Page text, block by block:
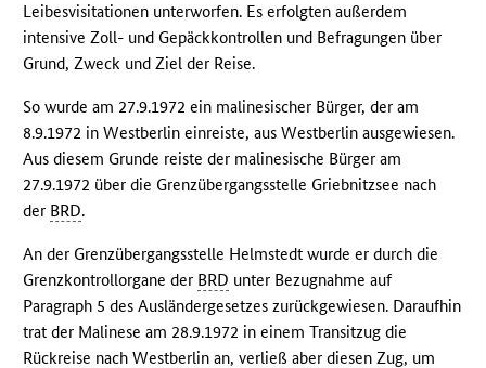
Leibesvisitationen unterworfen. Es erfolgten außerdem
intensive Zoll- und Gepäckkontrollen und Befragungen über
Grund, Zweck und Ziel der Reise.
So wurde am 27.9.1972 ein malinesischer Bürger, der am
8.9.1972 in Westberlin einreiste, aus Westberlin ausgewiesen.
Aus diesem Grunde reiste der malinesische Bürger am
27.9.1972 über die Grenzübergangsstelle Griebnitzsee nach
der BRD.
An der Grenzübergangsstelle Helmstedt wurde er durch die
Grenzkontrollorgane der BRD unter Bezugnahme auf
Paragraph 5 des Ausländergesetzes zurückgewiesen. Daraufhin
trat der Malinese am 28.9.1972 in einem Transitzug die
Rückreise nach Westberlin an, verließ aber diesen Zug, um